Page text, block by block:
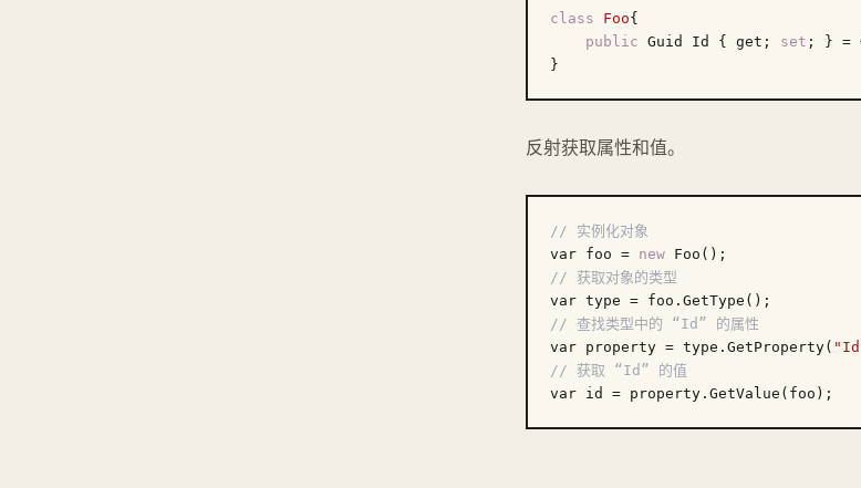
class Foo{
public Guid Id { get; set ; } =
反射获取属性和值。
// 实例化对象
var foo = new
// 获取对象的类型
// 查找类型中的 “Id” 的属性
var property = type.GetProperty(
// 获取 “Id” 的值